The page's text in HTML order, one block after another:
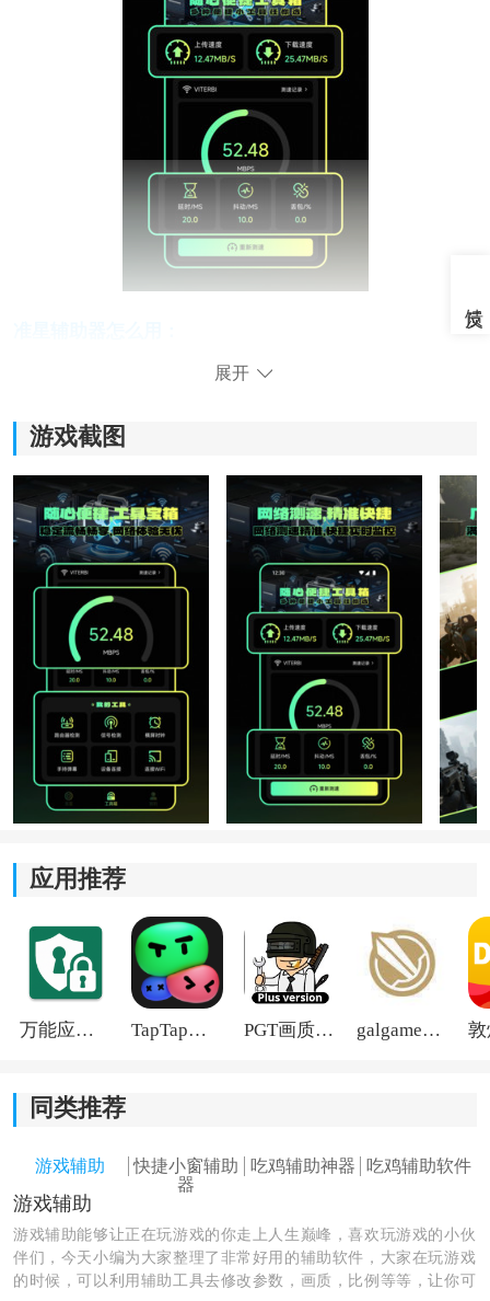
1、下载安装Crosshair Pro准星辅助器后，打开软件进入
2、进入软件界面后，点击对应功能按钮开启准星显示功
能。
展开
游戏截图
应用推荐
万能应用隐藏 TapTap国际版2026 PGT画质助手旧版 galgame游戏盒子2026
同类推荐
游戏辅助
快捷小窗辅助
器
吃鸡辅助神器 吃鸡辅助软件
游戏辅助
游戏辅助能够让正在玩游戏的你走上人生巅峰，喜欢玩游戏的小伙
伴们，今天小编为大家整理了非常好用的辅助软件，大家在玩游戏
的时候，可以利用辅助工具去修改参数，画质，比例等等，让你可